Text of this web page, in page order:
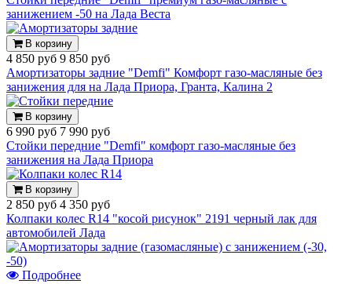
занижением -50 на Лада Веста
В корзину
4 850 руб 9 850 руб
Амортизаторы задние "Demfi" Комфорт газо-масляные без
занижения для на Лада Приора, Гранта, Калина 2
В корзину
6 990 руб 7 990 руб
Стойки передние "Demfi" комфорт газо-масляные без
занижения на Лада Приора
В корзину
2 850 руб 4 350 руб
Колпаки колес R14 "косой рисунок" 2191 черный лак для
автомобилей Лада
Подробнее